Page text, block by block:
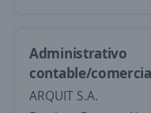
Administrativo
contable/
ARQUIT S.A.